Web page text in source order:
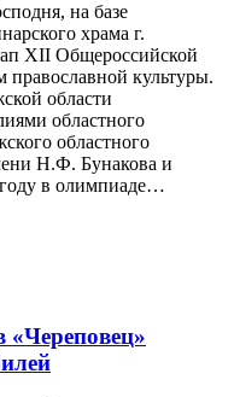
на базе
храма г.
XII Общероссийской
культуры.
области
областного
областного
Н.Ф. Бунакова и
в олимпиаде…